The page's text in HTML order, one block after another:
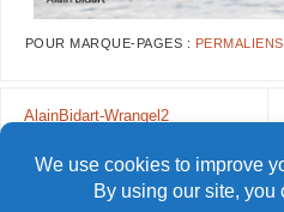
POUR MARQUE-PAGES : PERMALIENS
AlainBidart-Wrangel2